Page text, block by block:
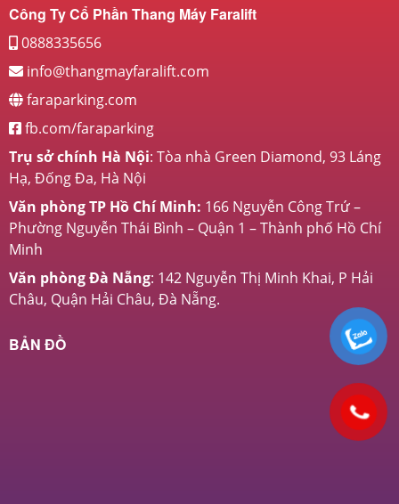
Công Ty Cổ Phần Thang Máy Faralift
0888335656
info@thangmayfaralift.com
faraparking.com
fb.com/faraparking
Trụ sở chính Hà Nội: Tòa nhà Green Diamond, 93 Láng
Hạ, Đống Đa, Hà Nội
Văn phòng TP Hồ Chí Minh: 166 Nguyễn Công Trứ –
Phường Nguyễn Thái Bình – Quận 1 – Thành phố Hồ Chí
Minh
Văn phòng Đà Nẵng: 142 Nguyễn Thị Minh Khai, P Hải
Châu, Quận Hải Châu, Đà Nẵng.
BẢN ĐỒ